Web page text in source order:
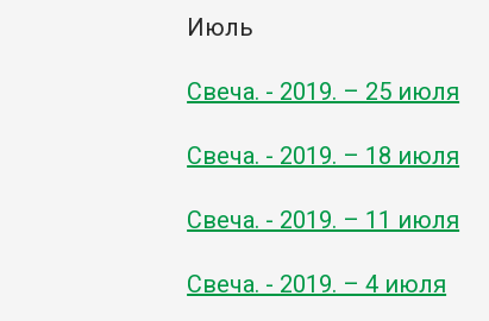
Июль
Свеча. - 2019. – 25 июля
Свеча. - 2019. – 18 июля
Свеча. - 2019. – 11 июля
Свеча. - 2019. – 4 июля